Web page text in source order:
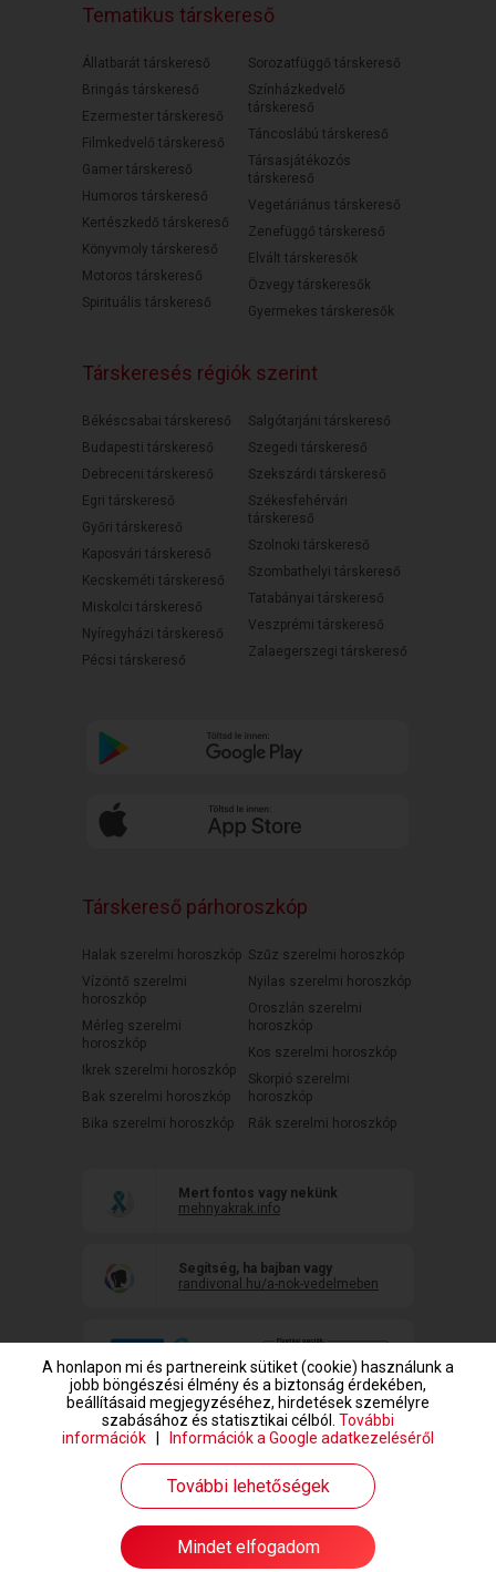
Tematikus társkereső
Állatbarát társkereső
Bringás társkereső
Ezermester társkereső
Filmkedvelő társkereső
Gamer társkereső
Humoros társkereső
Kertészkedő társkereső
Könyvmoly társkereső
Motoros társkereső
Spirituális társkereső
Sorozatfüggő társkereső
Színházkedvelő
társkereső
Táncoslábú társkereső
Társasjátékozós
társkereső
Vegetáriánus társkereső
Zenefüggő társkereső
Elvált társkeresők
Özvegy társkeresők
Gyermekes társkeresők
Társkeresés régiók szerint
Békéscsabai társkereső
Budapesti társkereső
Debreceni társkereső
Egri társkereső
Győri társkereső
Kaposvári társkereső
Kecskeméti társkereső
Miskolci társkereső
Nyíregyházi társkereső
Pécsi társkereső
Salgótarjáni társkereső
Szegedi társkereső
Szekszárdi társkereső
Székesfehérvári
társkereső
Szolnoki társkereső
Szombathelyi társkereső
Tatabányai társkereső
Veszprémi társkereső
Zalaegerszegi társkereső
Társkereső párhoroszkóp
Halak szerelmi horoszkóp
Vízöntő szerelmi
horoszkóp
Mérleg szerelmi
horoszkóp
Ikrek szerelmi horoszkóp
Bak szerelmi horoszkóp
Bika szerelmi horoszkóp
Szűz szerelmi horoszkóp
Nyilas szerelmi horoszkóp
Oroszlán szerelmi
horoszkóp
Kos szerelmi horoszkóp
Skorpió szerelmi
horoszkóp
Rák szerelmi horoszkóp
Mert fontos vagy nekünk
mehnyakrak.info
Segítség, ha bajban vagy
randivonal.hu/a-nok-vedelmeben
www.randivonal.hu © Copyright 1999-2026 Dating Central Europe Zrt.
A honlapon mi és partnereink sütiket (cookie) használunk a
jobb böngészési élmény és a biztonság érdekében,
beállításaid megjegyzéséhez, hirdetések személyre
szabásához és statisztikai célból. További
információk
Információk a Google adatkezeléséről
További lehetőségek
Mindet elfogadom